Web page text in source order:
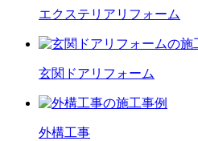
エクステリア リフォーム
玄関ドア リフォーム
外構工事